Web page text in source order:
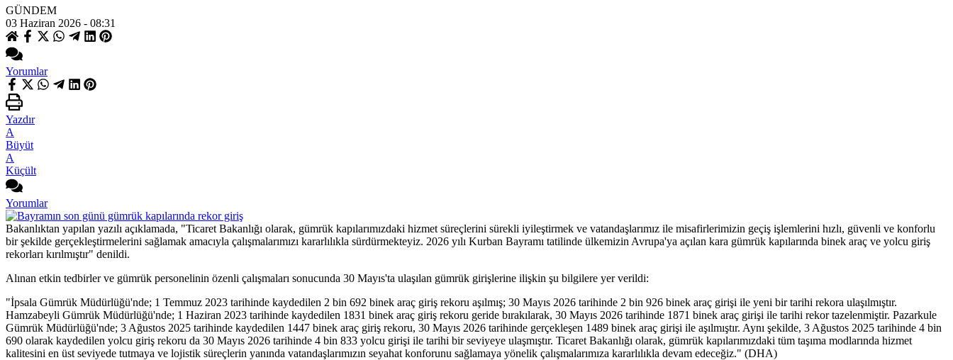
GÜNDEM
03 Haziran 2026 - 08:31
Yorumlar
Yazdır
A
Büyüt
A
Küçült
Yorumlar
Bakanlıktan yapılan yazılı açıklamada, "Ticaret Bakanlığı olarak, gümrük kapılarımızdaki hizmet süreçlerini sürekli iyileştirmek ve vatandaşlarımız ile misafirlerimizin geçiş işlemlerini hızlı, güvenli ve konforlu
bir şekilde gerçekleştirmelerini sağlamak amacıyla çalışmalarımızı kararlılıkla sürdürmekteyiz. 2026 yılı Kurban Bayramı tatilinde ülkemizin Avrupa'ya açılan kara gümrük kapılarında binek araç ve yolcu giriş
rekorları kırılmıştır" denildi.
Alınan etkin tedbirler ve gümrük personelinin özenli çalışmaları sonucunda 30 Mayıs'ta ulaşılan gümrük girişlerine ilişkin şu bilgilere yer verildi:
"İpsala Gümrük Müdürlüğü'nde; 1 Temmuz 2023 tarihinde kaydedilen 2 bin 692 binek araç giriş rekoru aşılmış; 30 Mayıs 2026 tarihinde 2 bin 926 binek araç girişi ile yeni bir tarihi rekora ulaşılmıştır.
Hamzabeyli Gümrük Müdürlüğü'nde; 1 Haziran 2023 tarihinde kaydedilen 1831 binek araç giriş rekoru geride bırakılarak, 30 Mayıs 2026 tarihinde 1871 binek araç girişi ile tarihi rekor tazelenmiştir. Pazarkule
Gümrük Müdürlüğü'nde; 3 Ağustos 2025 tarihinde kaydedilen 1447 binek araç giriş rekoru, 30 Mayıs 2026 tarihinde gerçekleşen 1489 binek araç girişi ile aşılmıştır. Aynı şekilde, 3 Ağustos 2025 tarihinde 4 bin
690 olarak kaydedilen yolcu giriş rekoru da 30 Mayıs 2026 tarihinde 4 bin 833 yolcu girişi ile tarihi bir seviyeye ulaşmıştır. Ticaret Bakanlığı olarak, gümrük kapılarımızdaki tüm taşıma modlarında hizmet
kalitesini en üst seviyede tutmaya ve lojistik süreçlerin yanında vatandaşlarımızın seyahat konforunu sağlamaya yönelik çalışmalarımıza kararlılıkla devam edeceğiz." (DHA)